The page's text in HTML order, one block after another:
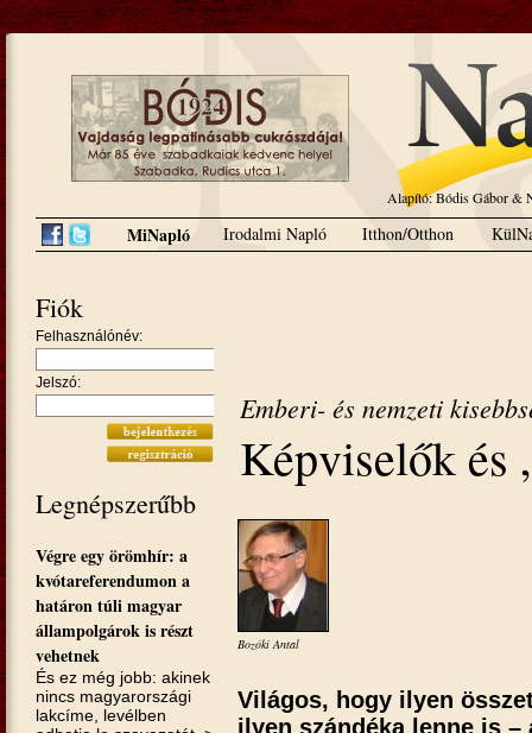
Alapító: Bódis Gábor &
MiNapló Irodalmi Napló Itthon/Otthon
Fiók
Felhasználónév:
Jelszó:
Legnépszerűbb
Végre egy örömhír: a
kvótareferendumon a
határon túli magyar
állampolgárok is részt
vehetnek
És ez még jobb: akinek
nincs magyarországi
lakcíme, levélben
Emberi- és nemzeti
Képviselők és
Bozóki Antal
Világos, hogy ilyen
ilyen szándéka lenne is